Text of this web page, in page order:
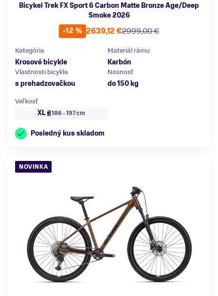
Bicykel Trek FX Sport 6 Carbon Matte Bronze Age/Deep
Smoke 2026
-12 %
2999,00 €
2639,12 €
Kategória
Krosové bicykle
Materiál rámu
Karbón
Vlastnosti bicykla
s prehadzovačkou
Nosnosť
do 150 kg
Veľkosť
XL
186 - 197 cm
Posledný kus skladom
NOVINKA